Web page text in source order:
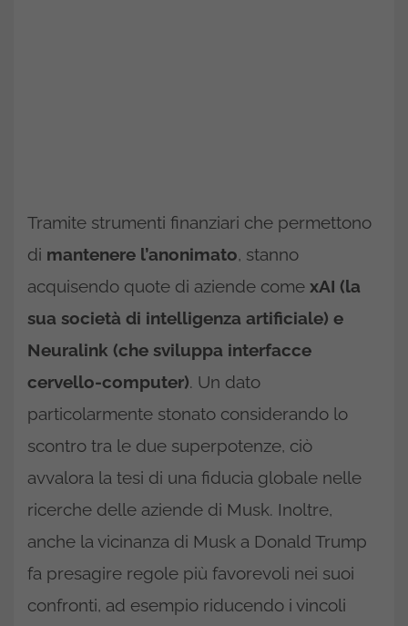
Tramite strumenti finanziari che permettono
di mantenere l’anonimato, stanno
acquisendo quote di aziende come xAI (la
sua società di intelligenza artificiale) e
Neuralink (che sviluppa interfacce
cervello-computer). Un dato
particolarmente stonato considerando lo
scontro tra le due superpotenze, ciò
avvalora la tesi di una fiducia globale nelle
ricerche delle aziende di Musk. Inoltre,
anche la vicinanza di Musk a Donald Trump
fa presagire regole più favorevoli nei suoi
confronti, ad esempio riducendo i vincoli